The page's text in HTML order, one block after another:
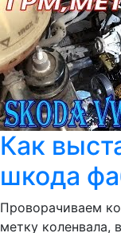
Как
шкода
Проворачиваем
метку коленвала,